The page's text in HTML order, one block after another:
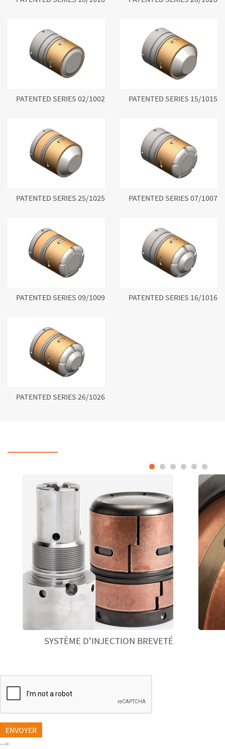
PATENTED SERIES 02/1002 PATENTED SERIES 15/1015
PATENTED SERIES 25/1025 PATENTED SERIES 07/1007
PATENTED SERIES 09/1009 PATENTED SERIES 16/1016
PATENTED SERIES 26/1026
SYSTÈME D'INJECTION BREVETÉ
ENVOYER
-->